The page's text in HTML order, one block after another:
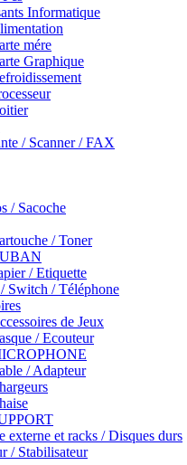
Informatique
mére
Graphique
/ Scanner / FAX
/ Sacoche
/ Toner
/ Etiquette
Switch / Téléphone
de Jeux
/ Ecouteur
/ Adapteur
externe et racks / Disques durs
/ Stabilisateur